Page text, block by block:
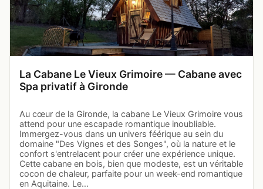
La Cabane Le Vieux Grimoire — Cabane avec
Spa privatif à Gironde
Au cœur de la Gironde, la cabane Le Vieux Grimoire vous
attend pour une escapade romantique inoubliable.
Immergez-vous dans un univers féérique au sein du
domaine "Des Vignes et des Songes", où la nature et le
confort s'entrelacent pour créer une expérience unique.
Cette cabane en bois, bien que modeste, est un véritable
cocon de chaleur, parfaite pour un week-end romantique
en Aquitaine. Le…